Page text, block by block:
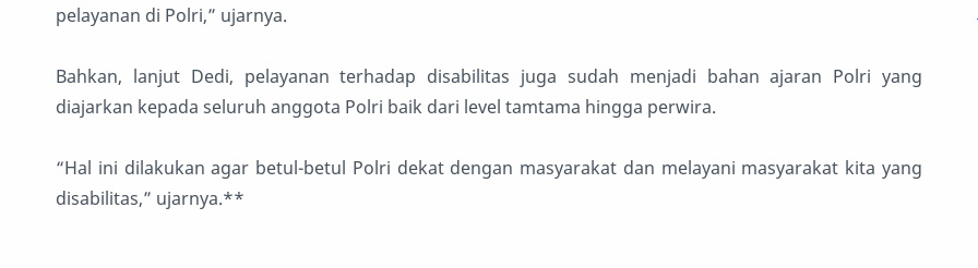
pelayanan di Polri,” ujarnya.
Bahkan, lanjut Dedi, pelayanan terhadap disabilitas juga sudah menjadi bahan ajaran Polri yang
diajarkan kepada seluruh anggota Polri baik dari level tamtama hingga perwira.
“Hal ini dilakukan agar betul-betul Polri dekat dengan masyarakat dan melayani masyarakat kita yang
disabilitas,” ujarnya.**